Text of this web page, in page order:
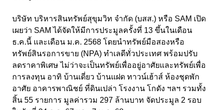
บริษัท บริหารสินทรัพย์สุขุมวิท จำกัด (บสส.) หรือ SAM เปิด
เผยว่า SAM ได้จัดให้มีการประมูลครั้งที่ 13 ขึ้นในเดือน
ธ.ค.นี้ และเดือน ม.ค. 2568 โดยนำทรัพย์มือสองหรือ
ทรัพย์สินรอการขาย (NPA) ทำเลดีทั่วประเทศ พร้อมปรับ
ลดราคาพิเศษ ไม่ว่าจะเป็นทรัพย์เพื่ออยู่อาศัยและทรัพย์เพื่อ
การลงทุน อาทิ บ้านเดี่ยว บ้านแฝด ทาวน์เฮ้าส์ ห้องชุดพัก
อาศัย อาคารพาณิชย์ ที่ดินเปล่า โรงงาน โกดัง ฯลฯ รวมทั้ง
สิ้น 55 รายการ มูลค่ารวม 297 ล้านบาท จัดประมูล 2 รอบ